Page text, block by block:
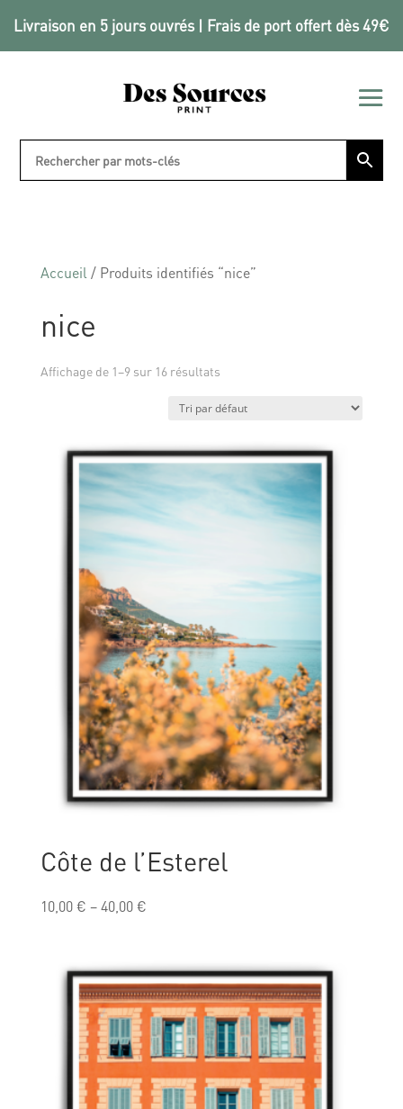
Livraison en 5 jours ouvrés | Frais de port offert dès 49€
Accueil / Produits identifiés “nice”
nice
Affichage de 1–9 sur 16 résultats
Côte de l’Esterel
10,00€ –40,00€